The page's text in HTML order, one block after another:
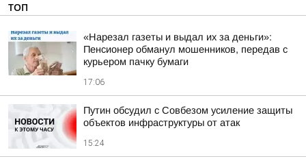
ТОП
«Нарезал газеты и выдал их за деньги»:
Пенсионер обманул мошенников, передав с
курьером пачку бумаги
17:06
Путин обсудил с Совбезом усиление защиты
объектов инфраструктуры от атак
15:24